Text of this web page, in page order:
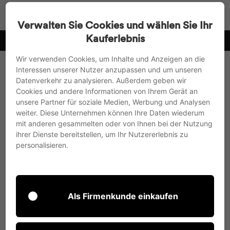
Direkt
InhaltVerwalten Sie Cookies und wählen Sie Ihr
Kauferlebnis
Wir verwenden Cookies, um Inhalte und Anzeigen an die
Interessen unserer Nutzer anzupassen und um unseren
Datenverkehr zu analysieren. Außerdem geben wir
Cookies und andere Informationen von Ihrem Gerät an
unsere Partner für soziale Medien, Werbung und Analysen
weiter. Diese Unternehmen können Ihre Daten wiederum
mit anderen gesammelten oder von Ihnen bei der Nutzung
ihrer Dienste bereitstellen, um Ihr Nutzererlebnis zu
personalisieren.
Als Firmenkunde einkaufen
Diashow
wir versenden in die EU, nach UK und in die Schweiz